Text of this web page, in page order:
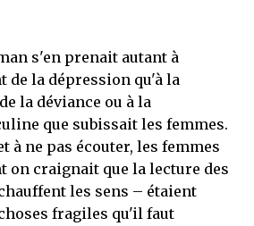
s'en prenait autant à
de la dépression qu'à la
la déviance ou à la
que subissait les femmes.
à ne pas écouter, les femmes
on craignait que la lecture des
les sens – étaient
fragiles qu'il faut